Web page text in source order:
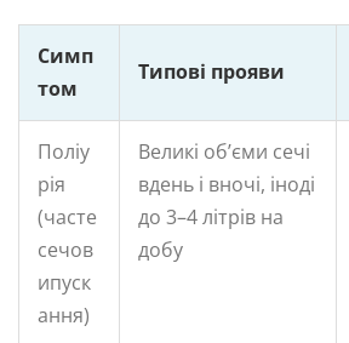
Симп
том
Типові прояви
Поліу
рія
(часте
сечов
ипуск
ання)
Великі об’єми сечі
вдень і вночі, іноді
до 3–4 літрів на
добу